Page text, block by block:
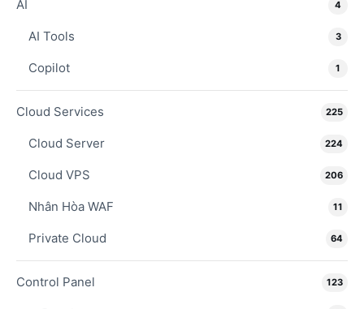
AI 4
AI Tools 3
Copilot 1
Cloud Services 225
Cloud Server 224
Cloud VPS 206
Nhân Hòa WAF 11
Private Cloud 64
Control Panel 123